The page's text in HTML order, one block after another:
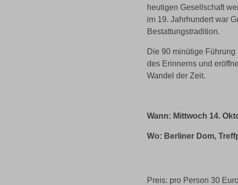
heutigen Gesellschaft
im 19. Jahrhundert war
Bestattungstradition.
Die 90 minütige
des Erinnerns und
Wandel der Zeit.
Wann: Mittwoch 14.
Wo: Berliner Dom,
Preis: pro Person 30